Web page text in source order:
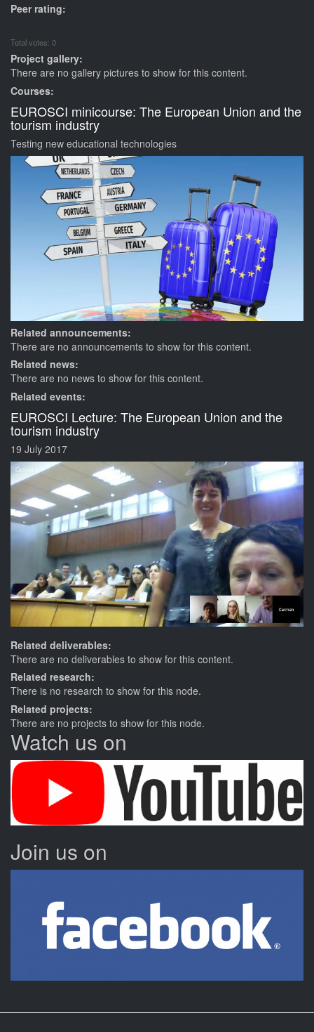
Peer rating:
Total votes: 0
Project gallery:
There are no gallery pictures to show for this content.
Courses:
EUROSCI minicourse: The European Union and the
tourism industry
Testing new educational technologies
Related announcements:
There are no announcements to show for this content.
Related news:
There are no news to show for this content.
Related events:
EUROSCI Lecture: The European Union and the
tourism industry
19 July 2017
Related deliverables:
There are no deliverables to show for this content.
Related research:
There is no research to show for this node.
Related projects:
There are no projects to show for this node.
Watch us on
Join us on